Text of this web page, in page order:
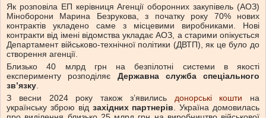
Як розповіла ЕП керівниця Агенції оборонних закупівель (АОЗ)
Міноборони Марина Безрукова, з початку року 70% нових
контрактів укладено саме з місцевими виробниками. Нові
контракти від імені відомства укладає АОЗ, а старими опікується
Департамент військово-технічної політики (ДВТП), як це було до
створення агенції.
Близько 40 млрд грн на безпілотні системи в якості
експерименту розподіляє Державна служба спеціального
зв’язку.
З весни 2024 року також з’явились донорські кошти на
українську зброю від західних партнерів. Україна домовилась